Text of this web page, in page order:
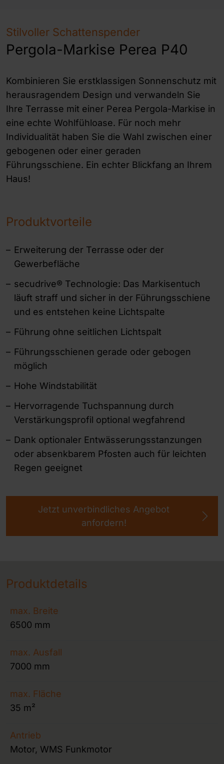
Stilvoller Schattenspender
Pergola-Markise Perea P40
Kombinieren Sie erstklassigen Sonnenschutz mit
herausragendem Design und verwandeln Sie
Ihre Terrasse mit einer Perea Pergola-Markise in
eine echte Wohlfühloase. Für noch mehr
Individualität haben Sie die Wahl zwischen einer
gebogenen oder einer geraden
Führungsschiene. Ein echter Blickfang an Ihrem
Haus!
Produktvorteile
Erweiterung der Terrasse oder der
Gewerbefläche
secudrive® Technologie: Das Markisentuch
läuft straff und sicher in der Führungsschiene
und es entstehen keine Lichtspalte
Führung ohne seitlichen Lichtspalt
Führungsschienen gerade oder gebogen
möglich
Hohe Windstabilität
Hervorragende Tuchspannung durch
Verstärkungsprofil optional wegfahrend
Dank optionaler Entwässerungsstanzungen
oder absenkbarem Pfosten auch für leichten
Regen geeignet
Jetzt unverbindliches Angebot
anfordern!
Produktdetails
max. Breite
6500 mm
max. Ausfall
7000 mm
max. Fläche
35 m²
Antrieb
Motor, WMS Funkmotor